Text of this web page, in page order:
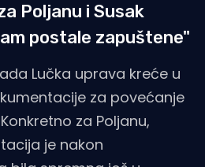
Poljanu i Susak
postale zapuštene"
Lučka uprava kreće u
za povećanje
za Poljanu,
je nakon